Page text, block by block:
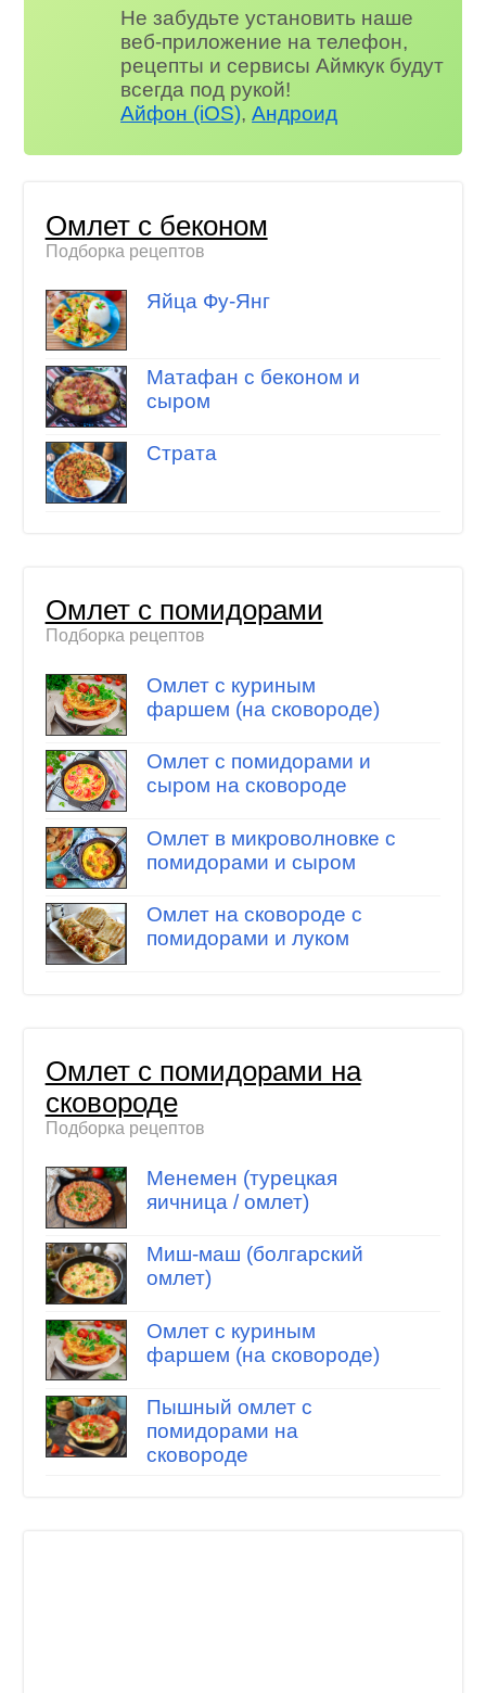
Не забудьте установить наше
веб-приложение на телефон,
рецепты и сервисы Аймкук будут
всегда под рукой!
Айфон (iOS),Андроид
Омлет с беконом
Подборка рецептов
Яйца Фу-Янг
Матафан с беконом и
сыром
Страта
Омлет с помидорами
Подборка рецептов
Омлет с куриным
фаршем (на сковороде)
Омлет с помидорами и
сыром на сковороде
Омлет в микроволновке с
помидорами и сыром
Омлет на сковороде с
помидорами и луком
Омлет с помидорами на
сковороде
Подборка рецептов
Менемен (турецкая
яичница / омлет)
Миш-маш (болгарский
омлет)
Омлет с куриным
фаршем (на сковороде)
Пышный омлет с
помидорами на
сковороде